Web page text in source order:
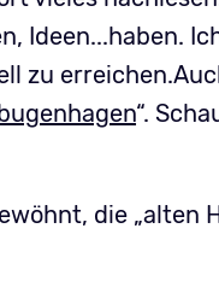
Ideen...haben.
zu
“.
die „alten